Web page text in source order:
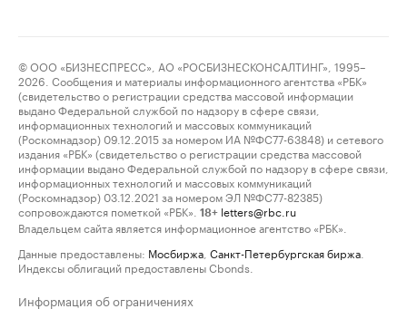
© ООО «БИЗНЕСПРЕСС», АО «РОСБИЗНЕСКОНСАЛТИНГ», 1995–
2026. Сообщения и материалы информационного агентства «РБК»
(свидетельство о регистрации средства массовой информации
выдано Федеральной службой по надзору в сфере связи,
информационных технологий и массовых коммуникаций
(Роскомнадзор) 09.12.2015 за номером ИА №ФС77-63848) и сетевого
издания «РБК» (свидетельство о регистрации средства массовой
информации выдано Федеральной службой по надзору в сфере связи,
информационных технологий и массовых коммуникаций
(Роскомнадзор) 03.12.2021 за номером ЭЛ №ФС77-82385)
сопровождаются пометкой «РБК».
18+ letters@rbc.ru
Владельцем сайта является информационное агентство «РБК».
Данные предоставлены: Мосбиржа Санкт-Петербургская биржа
Индексы облигаций предоставлены Cbonds.
Информация об ограничениях